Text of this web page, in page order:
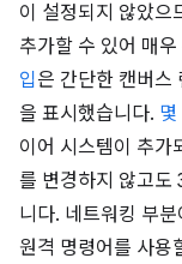
이 설정되지 않았으
추가할 수 있어 매
입 은 간단한 캔버스
을 표시했습니다. 몇
이어 시스템이 추가
를 변경하지 않고
니다. 네트워킹 부
원격 명령어를 사용